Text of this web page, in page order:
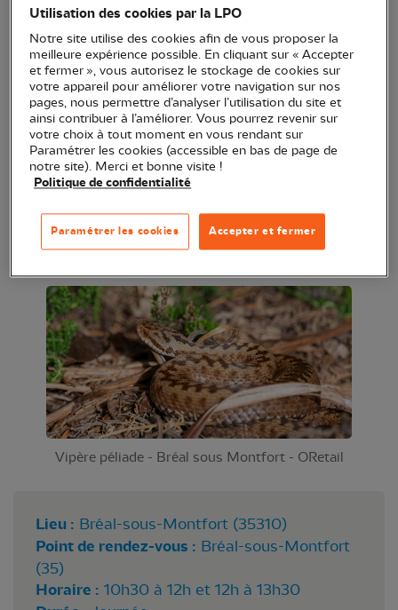
de ces espaces qu'on pourrait croire abandonnés.
Partez à la recherche des animaux de la lande sur
ce Refuge LPO : certaines espèces ne vivent qu'ici
(oiseaux, mammifères, insectes, reptiles,
amphibiens, ...)
Un rendez-vous nature à la journée, avec pique-
nique possible !
Pensez à vous inscrire par sms au 06 13 76 02 74.
Vous recevrez ainsi le lieu exact du rendez-vous !
Vipère péliade - Bréal sous Montfort - ORetail
Lieu : Bréal-sous-Montfort (35310)
Point de rendez-vous : Bréal-sous-Montfort
(35)
Horaire : 10h30 à 12h et 12h à 13h30
Utilisation des cookies par la LPO
Notre site utilise des cookies afin de vous proposer la
meilleure expérience possible. En cliquant sur « Accepter
et fermer », vous autorisez le stockage de cookies sur
votre appareil pour améliorer votre navigation sur nos
pages, nous permettre d’analyser l’utilisation du site et
ainsi contribuer à l’améliorer. Vous pourrez revenir sur
votre choix à tout moment en vous rendant sur
Paramétrer les cookies (accessible en bas de page de
notre site). Merci et bonne visite !
Politique de confidentialité
Accepter et fermer
Paramétrer les cookies